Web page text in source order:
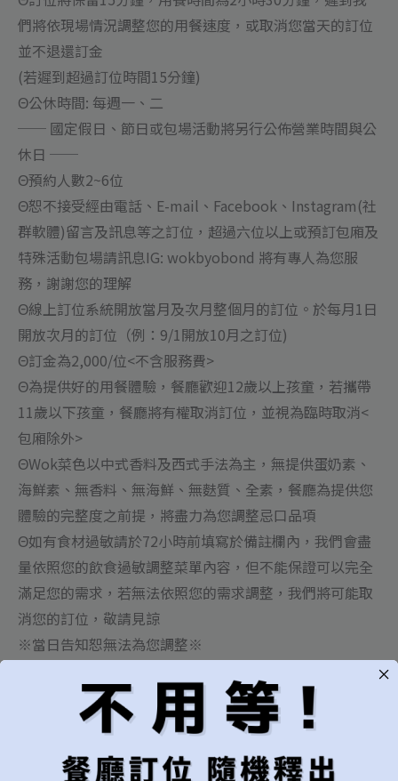
們將依現場情況調整您的用餐速度，或取消您當天的訂位
並不退還訂金
(若遲到超過訂位時間15分鐘)
Θ公休時間: 每週一、二
── 國定假日、節日或包場活動將另行公佈營業時間與公
休日 ──
Θ預約人數2~6位
Θ恕不接受經由電話、E-mail、Facebook、Instagram(社
群軟體)留言及訊息等之訂位，超過六位以上或預訂包廂及
特殊活動包場請訊息IG: wokbyobond 將有專人為您服
務，謝謝您的理解
Θ線上訂位系統開放當月及次月整個月的訂位。於每月1日
開放次月的訂位（例：9/1開放10月之訂位)
Θ訂金為2,000/位<不含服務費>
Θ為提供好的用餐體驗，餐廳歡迎12歲以上孩童，若攜帶
11歲以下孩童，餐廳將有權取消訂位，並視為臨時取消<
包廂除外>
ΘWok菜色以中式香料及西式手法為主，無提供蛋奶素、
海鮮素、無香料、無海鮮、無麩質、全素，餐廳為提供您
體驗的完整度之前提，將盡力為您調整忌口品項
Θ如有食材過敏請於72小時前填寫於備註欄內，我們會盡
量依照您的飲食過敏調整菜單內容，但不能保證可以完全
滿足您的需求，若無法依照您的需求調整，我們將可能取
消您的訂位，敬請見諒
※當日告知恕無法為您調整※
≡變 更 與 取 消 政 策≡
Θ我們能體諒行程上的更改及突發狀況發生，若您需要更
Θ將對由於下列直接或間接因素導致的活動不能正常舉行